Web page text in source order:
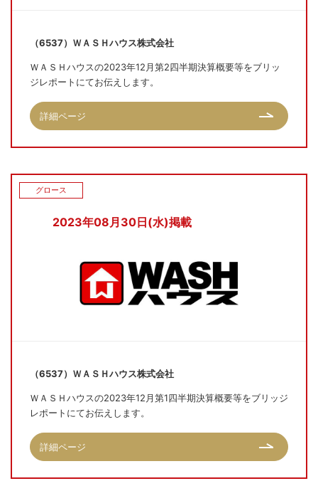
（6537）ＷＡＳＨハウス株式会社
ＷＡＳＨハウスの2023年12月第2四半期決算概要等をブリッ
ジレポートにてお伝えします。
詳細ページ
2023年08月30日(水)掲載
グロース
（6537）ＷＡＳＨハウス株式会社
ＷＡＳＨハウスの2023年12月第1四半期決算概要等をブリッジ
レポートにてお伝えします。
詳細ページ